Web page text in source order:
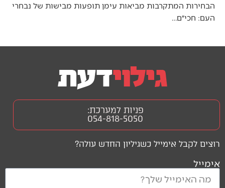
הבחירות המתקרבות מביאות עימן תופעות מבישות של נבחרי
העם: חכי״ם…
רוצים לקבל אימייל כשגיליון החדש עולה?
אימייל
פניות למערכת:
054-818-5050